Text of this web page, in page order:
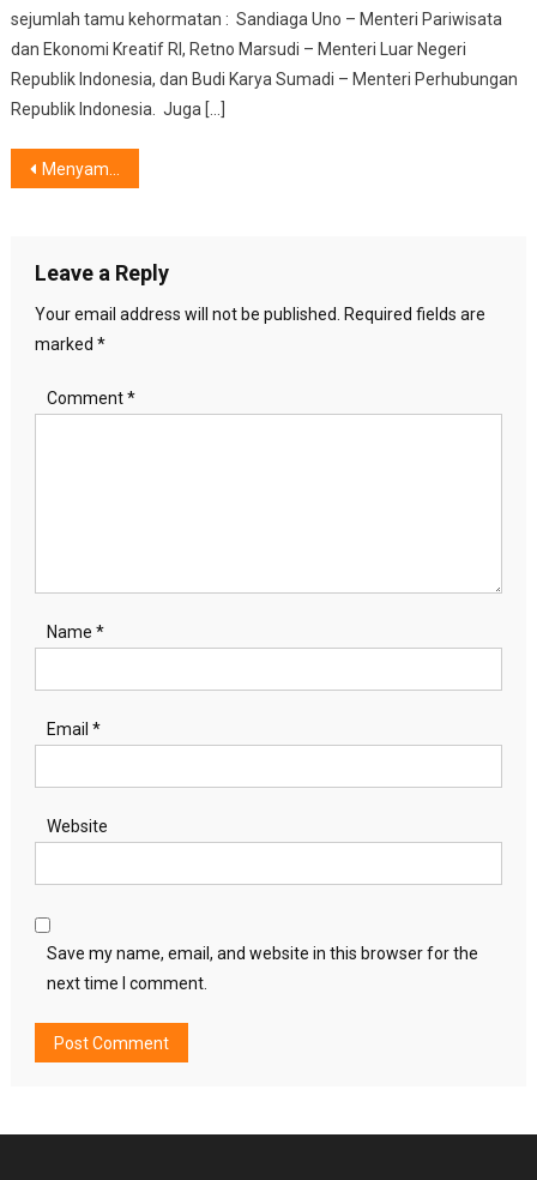
sejumlah tamu kehormatan : Sandiaga Uno – Menteri Pariwisata
dan Ekonomi Kreatif RI, Retno Marsudi – Menteri Luar Negeri
Republik Indonesia, dan Budi Karya Sumadi – Menteri Perhubungan
Republik Indonesia. Juga […]
Post
Menyambut Perayaan Idul Fitri,Desain Interior IKEA Ciptakan Pesona Rumah
Leave a Reply
Your email address will not be published.
Required fields are
marked *
Comment*
Name *
Email *
Website
Save my name, email, and website in this browser for the
next time I comment.